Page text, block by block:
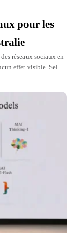
pour les
réseaux sociaux en
effet visible. Selon